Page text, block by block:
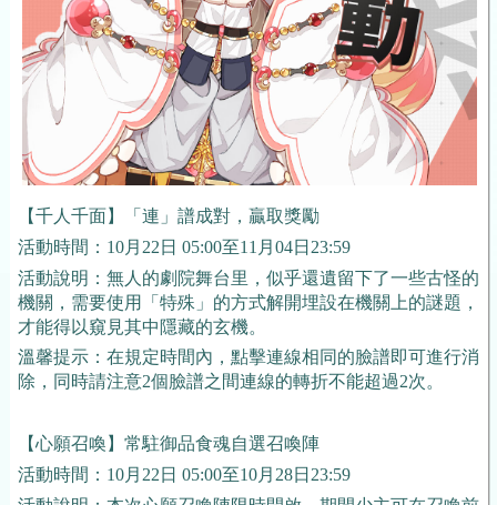
【千人千面】「連」譜成對，贏取獎勵
活動時間：10月22日 05:00至11月04日23:59
活動說明：無人的劇院舞台里，似乎還遺留下了一些古怪的
機關，需要使用「特殊」的方式解開埋設在機關上的謎題，
才能得以窺見其中隱藏的玄機。
溫馨提示：在規定時間內，點擊連線相同的臉譜即可進行消
除，同時請注意2個臉譜之間連線的轉折不能超過2次。
【心願召喚】常駐御品食魂自選召喚陣
活動時間：10月22日 05:00至10月28日23:59